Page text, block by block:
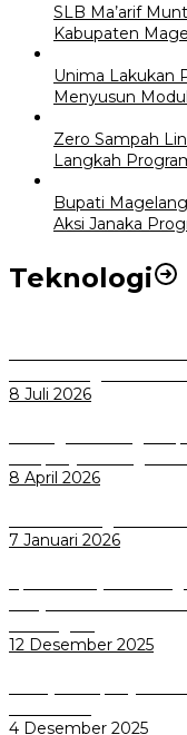
SLB Ma’arif
Kabupaten
Unima Lakukan
Menyusun
Zero Sampah
Langkah
Bupati
Aksi Janaka
Teknologi
8 Juli 2026
8 April 2026
7 Januari 2026
12 Desember 2025
4 Desember 2025